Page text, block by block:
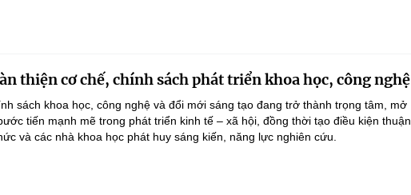
thiện cơ chế, chính sách phát triển khoa học, công nghệ
sách khoa học, công nghệ và đổi mới sáng tạo đang trở thành trọng tâm, mở
tiến mạnh mẽ trong phát triển kinh tế – xã hội, đồng thời tạo điều kiện thuận
và các nhà khoa học phát huy sáng kiến, năng lực nghiên cứu.